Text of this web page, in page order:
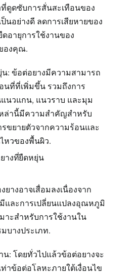
ดูดซับการสั่นสะเทือนของ
นอย่างดี ลดการเสียหายของ
ดอายุการใช้งานของ
องคุณ.
: ข้อต่อยางมีความสามารถ
นที่ที่เพิ่มขึ้น รวมถึงการ
นวแกน, แนวราบ และมุม
ล่านี้มีความสำคัญสำหรับ
ขยายตัวจากความร้อนและ
หวของพื้นผิว.
างที่ยืดหยุ่น
างอาจเสื่อมลงเนื่องจาก
และการเปลี่ยนแปลงอุณหภูมิ
าะสำหรับการใช้งานใน
บางประเภท.
: โดยทั่วไปแล้วข้อต่อยางจะ
าข้อต่อโลหะภายใต้เงื่อนไข